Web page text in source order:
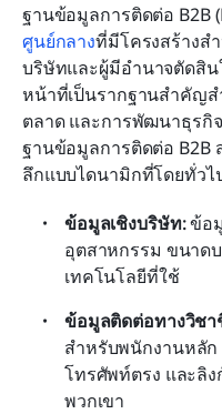
ฐานข้อมูลการติดต่อ B2B
ศูนย์กลางที่มีโครงสร้างส
บริษัทและผู้มีอำนาจตัดสิ
หน้าที่เป็นรากฐานสำคัญ
ตลาด และการพัฒนาธุรกิ
ฐานข้อมูลการติดต่อ B2B
ลึกแบบไดนามิกที่โดยทั่วไ
ข้อมูลเชิงบริษัท: ข้อมู
อุตสาหกรรม ขนาด
เทคโนโลยีที่ใช้
ข้อมูลติดต่อทางวิช
สำหรับพนักงานหลัก
โทรศัพท์ตรง และลิง
พวกเขา